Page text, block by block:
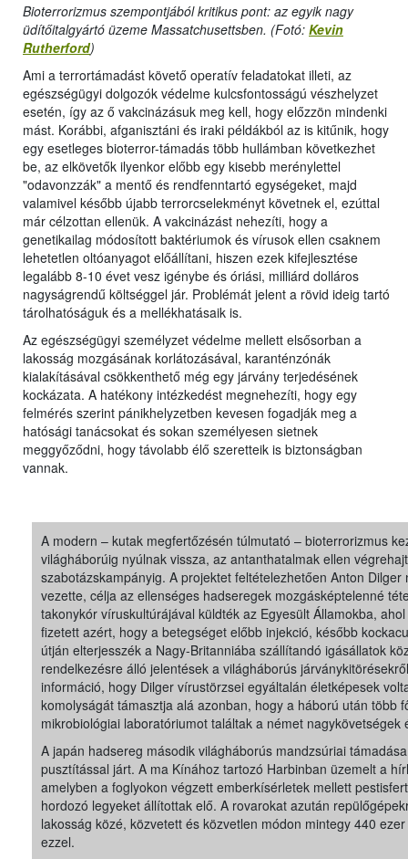
Bioterrorizmus szempontjából kritikus pont: az egyik nagy
üdítőitalgyártó üzeme Massatchusettsben. (Fotó: Kevin
Rutherford)
Ami a terrortámadást követő operatív feladatokat illeti, az
egészségügyi dolgozók védelme kulcsfontosságú vészhelyzet
esetén, így az ő vakcinázásuk meg kell, hogy előzzön mindenki
mást. Korábbi, afganisztáni és iraki példákból az is kitűnik, hogy
egy esetleges bioterror-támadás több hullámban következhet
be, az elkövetők ilyenkor előbb egy kisebb merénylettel
"odavonzzák" a mentő és rendfenntartó egységeket, majd
valamivel később újabb terrorcselekményt követnek el, ezúttal
már célzottan ellenük. A vakcinázást nehezíti, hogy a
genetikailag módosított baktériumok és vírusok ellen csaknem
lehetetlen oltóanyagot előállítani, hiszen ezek kifejlesztése
legalább 8-10 évet vesz igénybe és óriási, milliárd dolláros
nagyságrendű költséggel jár. Problémát jelent a rövid ideig tartó
tárolhatóságuk és a mellékhatásaik is.
Az egészségügyi személyzet védelme mellett elsősorban a
lakosság mozgásának korlátozásával, karanténzónák
kialakításával csökkenthető még egy járvány terjedésének
kockázata. A hatékony intézkedést megnehezíti, hogy egy
felmérés szerint pánikhelyzetben kevesen fogadják meg a
hatósági tanácsokat és sokan személyesen sietnek
meggyőződni, hogy távolabb élő szeretteik is biztonságban
vannak.
A modern – kutak megfertőzésén túlmutató – bioterrorizmus
világháborúig nyúlnak vissza, az antanthatalmak ellen
szabotázskampányig. A projektet feltételezhetően Anton
vezette, célja az ellenséges hadseregek mozgásképtelenné
takonykór víruskultúrájával küldték az Egyesült Államokba,
fizetett azért, hogy a betegséget előbb injekció, később
útján elterjesszék a Nagy-Britanniába szállítandó igásállatok
rendelkezésre álló jelentések a világháborús
információ, hogy Dilger vírustörzsei egyáltalán életképesek
komolyságát támasztja alá azonban, hogy a háború után több
mikrobiológiai laboratóriumot találtak a német nagykövetségek
A japán hadsereg második világháborús mandzsúriai
pusztítással járt. A ma Kínához tartozó Harbinban üzemelt a
amelyben a foglyokon végzett emberkísérletek mellett
hordozó legyeket állítottak elő. A rovarokat azután
lakosság közé, közvetett és közvetlen módon mintegy 440
ezzel.